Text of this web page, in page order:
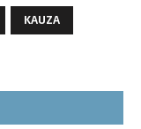
KAUZA